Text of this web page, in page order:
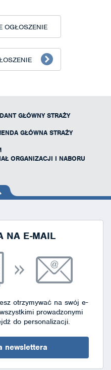
OGŁOSZENIE
GŁÓWNY STRAŻY
GŁÓWNA STRAŻY
ORGANIZACJI I NABORU
NA E-MAIL
otrzymywać na swój e-
prowadzonymi
do personalizacji.
newslettera